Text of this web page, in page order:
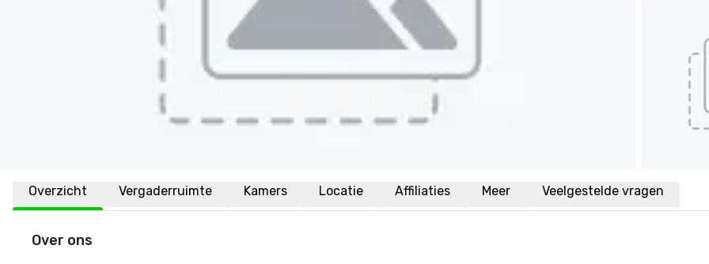
Overzicht Vergaderruimte Kamers Locatie Affiliaties Meer Veelgestelde vragen
Over ons